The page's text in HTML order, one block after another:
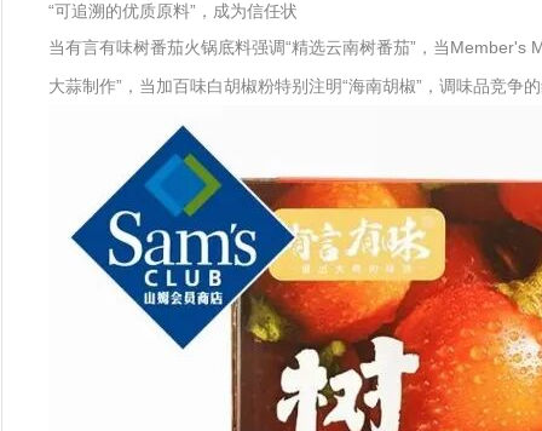
“可追溯的优质原料”，成为信任状
当有言有味树番茄火锅底料强调“精选云南树番茄”，当Member's
大蒜制作”，当加百味白胡椒粉特别注明“海南胡椒”，调味品竞争